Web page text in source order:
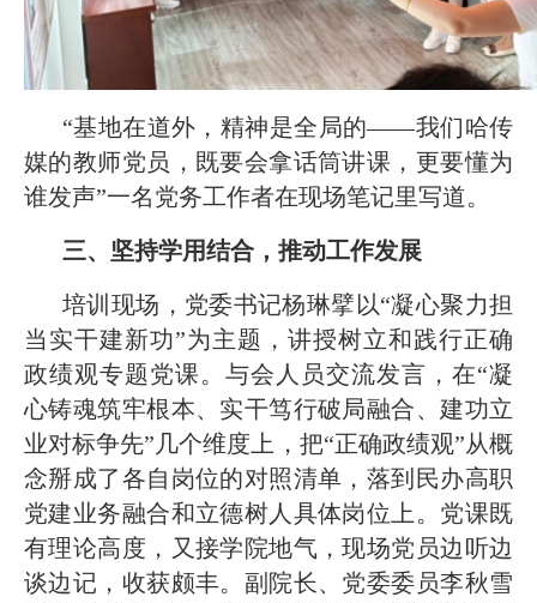
“基地在道外，精神是全局的——我们哈传
媒的教师党员，既要会拿话筒讲课，更要懂为
谁发声”一名党务工作者在现场笔记里写道。
三、坚持学用结合，推动工作发展
培训现场，党委书记杨琳擘以“凝心聚力担
当实干建新功”为主题，讲授树立和践行正确
政绩观专题党课。与会人员交流发言，在“凝
心铸魂筑牢根本、实干笃行破局融合、建功立
业对标争先”几个维度上，把“正确政绩观”从概
念掰成了各自岗位的对照清单，落到民办高职
党建业务融合和立德树人具体岗位上。党课既
有理论高度，又接学院地气，现场党员边听边
谈边记，收获颇丰。副院长、党委委员李秋雪